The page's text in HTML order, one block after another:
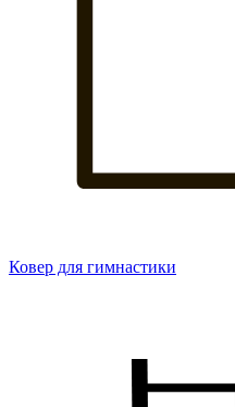
Ковер для гимнастики